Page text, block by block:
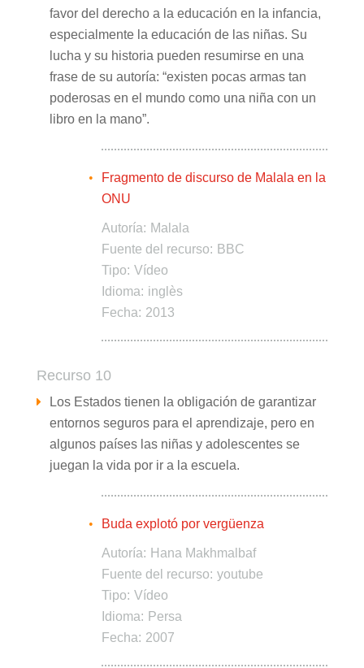
favor del derecho a la educación en la infancia,
especialmente la educación de las niñas. Su
lucha y su historia pueden resumirse en una
frase de su autoría: “existen pocas armas tan
poderosas en el mundo como una niña con un
libro en la mano”.
Fragmento de discurso de Malala en la
ONU
Autoría: Malala
Fuente del recurso: BBC
Tipo: Vídeo
Idioma: inglès
Fecha: 2013
Recurso 10
Los Estados tienen la obligación de garantizar
entornos seguros para el aprendizaje, pero en
algunos países las niñas y adolescentes se
juegan la vida por ir a la escuela.
Buda explotó por vergüenza
Autoría: Hana Makhmalbaf
Fuente del recurso: youtube
Tipo: Vídeo
Idioma: Persa
Fecha: 2007